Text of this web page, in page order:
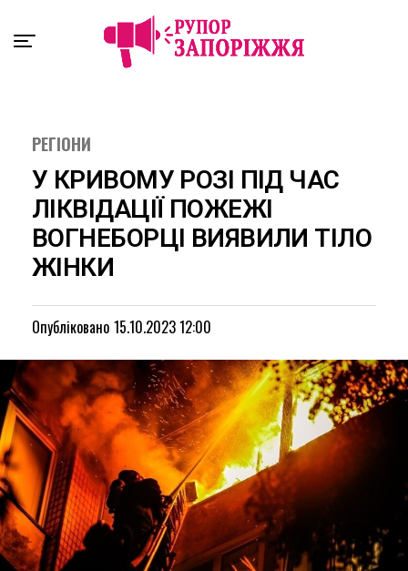
РЕГІОНИ
У КРИВОМУ РОЗІ ПІД ЧАС
ЛІКВІДАЦІЇ ПОЖЕЖІ
ВОГНЕБОРЦІ ВИЯВИЛИ ТІЛО
ЖІНКИ
Опубліковано 15.10.2023 12:00
Exit mobile version